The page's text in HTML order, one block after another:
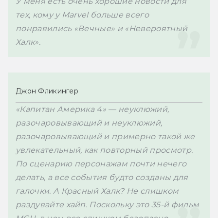
тех, кому у Marvel больше всего
понравились «Вечные» и «Невероятный
Халк».
Джон Фликингер
«Капитан Америка 4» — неуклюжий,
разочаровывающий и неуклюжий,
разочаровывающий и примерно такой же
увлекательный, как повторный просмотр.
По сценарию персонажам почти нечего
делать, а все события будто созданы для
галочки. А Красный Халк? Не слишком
раздувайте хайп. Поскольку это 35-й фильм